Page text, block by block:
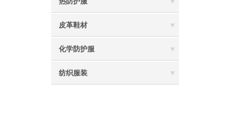
皮革鞋材
化学防护服
纺织服装